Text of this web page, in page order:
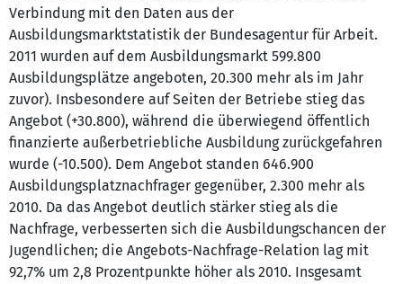
Verbindung mit den Daten aus der
Ausbildungsmarktstatistik der Bundesagentur für Arbeit.
2011 wurden auf dem Ausbildungsmarkt 599.800
Ausbildungsplätze angeboten, 20.300 mehr als im Jahr
zuvor). Insbesondere auf Seiten der Betriebe stieg das
Angebot (+30.800), während die überwiegend öffentlich
finanzierte außerbetriebliche Ausbildung zurückgefahren
wurde (-10.500). Dem Angebot standen 646.900
Ausbildungsplatznachfrager gegenüber, 2.300 mehr als
2010. Da das Angebot deutlich stärker stieg als die
Nachfrage, verbesserten sich die Ausbildungschancen der
Jugendlichen; die Angebots-Nachfrage-Relation lag mit
92,7% um 2,8 Prozentpunkte höher als 2010. Insgesamt